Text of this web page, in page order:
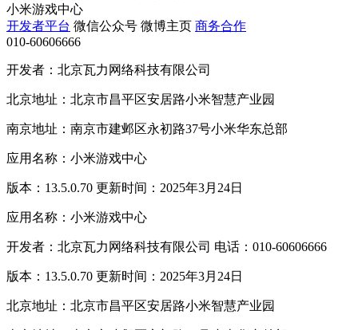
小米游戏中心
开发者平台 微信公众号 微博主页 商务合作
010-60606666
开发者：北京瓦力网络科技有限公司
北京地址：北京市昌平区安居路小米智慧产业园
南京地址：南京市建邺区永初路37号小米华东总部
应用名称：小米游戏中心
版本：13.5.0.70 更新时间：2025年3月24日
应用名称：小米游戏中心
开发者：北京瓦力网络科技有限公司 电话：010-60606666
版本：13.5.0.70 更新时间：2025年3月24日
北京地址：北京市昌平区安居路小米智慧产业园